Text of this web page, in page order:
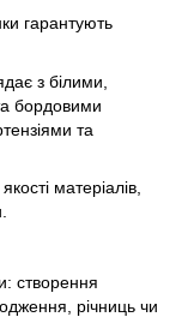
гарантують
з білими,
бордовими
та
матеріалів,
створення
річниць чи